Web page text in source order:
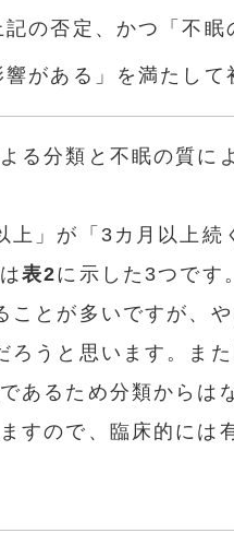
記の否定、かつ「不
響がある」を満たして
る分類と不眠の質に
上」が「3カ月以上続
表2に示した3つです
ことが多いですが、
ろうと思います。ま
あるため分類からは
すので、臨床的には